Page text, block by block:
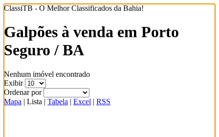
ClassiTB - O Melhor Classificados da Bahia!
Galpões à venda em Porto
Seguro / BA
Nenhum imóvel encontrado
Exibir
Ordenar por
Mapa | Lista | Tabela | Excel | RSS